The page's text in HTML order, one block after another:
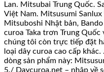
Lan. Mitsubai Trung Quốc.
Việt Nam. Mitsusumi Sanlux
Mitsuboshi Nhật bản,
curoa Taka trơn Trung Quốc
chúng tôi còn trực tiếp đặt
loại dây curoa cao cấp
dòng sản phẩm này:
5./ Daycuroa.net – nhập về